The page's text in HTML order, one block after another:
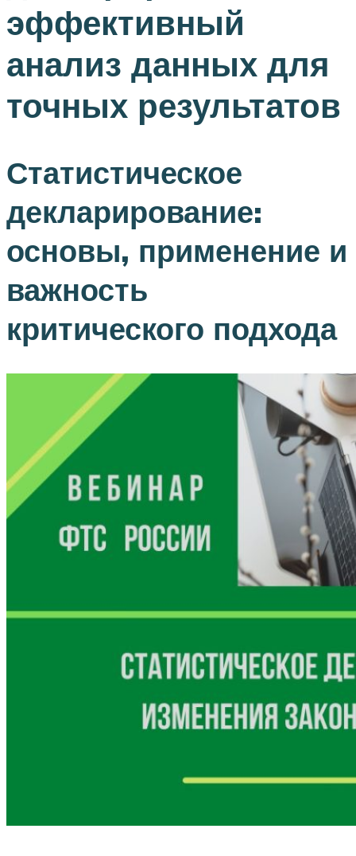
эффективный
анализ данных для
точных результатов
Статистическое
декларирование:
основы, применение и
важность
критического подхода